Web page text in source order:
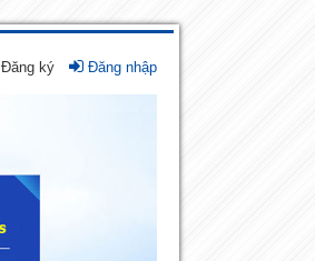
Đăng ký Đăng nhập